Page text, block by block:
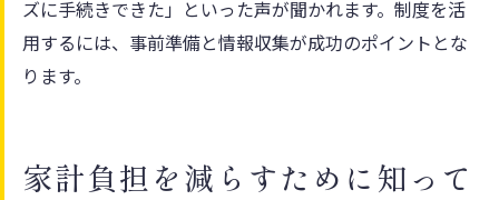
ズに手続きできた」といった声が聞かれます。制度を活
用するには、事前準備と情報収集が成功のポイントとな
ります。
家計負担を減らすために知って